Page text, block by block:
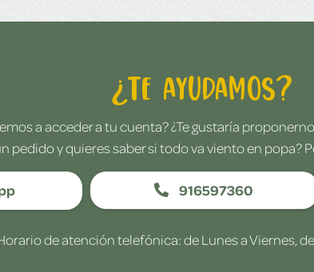
¿Te ayudamos?
a acceder a tu cuenta? ¿Te gustaría
pedido y quieres saber si todo va viento en popa?
916597360
de atención telefónica: de Lunes a Viernes,